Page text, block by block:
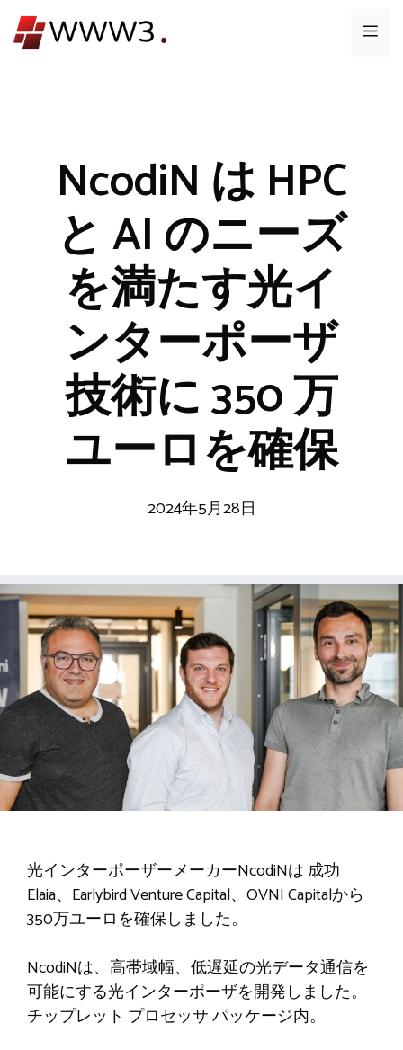
ン
メ
NcodiN は HPC
と AI のニーズ
を満たす光イ
ンターポーザ
技術に 350 万
ユーロを確保
2024年5月28日
光インターポーザーメーカーNcodiNは成功
Elaia、Earlybird Venture Capital、OVNI Capitalから
350万ユーロを確保しました。
NcodiNは、高帯域幅、低遅延の光データ通信を
可能にする光インターポーザを開発しました。
チップレット プロセッサ パッケージ内。